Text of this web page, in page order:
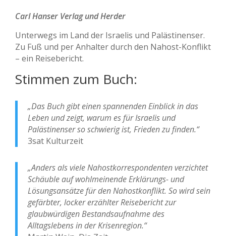
Carl Hanser Verlag und Herder
Unterwegs im Land der Israelis und Palästinenser.
Zu Fuß und per Anhalter durch den Nahost-Konflikt
– ein Reisebericht.
Stimmen zum Buch:
„Das Buch gibt einen spannenden Einblick in das
Leben und zeigt, warum es für Israelis und
Palästinenser so schwierig ist, Frieden zu finden.“
3sat Kulturzeit
„Anders als viele Nahostkorrespondenten verzichtet
Schäuble auf wohlmeinende Erklärungs- und
Lösungsansätze für den Nahostkonflikt. So wird sein
gefärbter, locker erzählter Reisebericht zur
glaubwürdigen Bestandsaufnahme des
Alltagslebens in der Krisenregion.“